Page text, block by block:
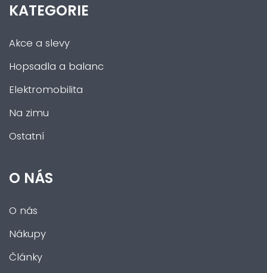
KATEGORIE
Akce a slevy
Hopsadla a balanc
Elektromobilita
Na zimu
Ostatní
O NÁS
O nás
Nákupy
Články